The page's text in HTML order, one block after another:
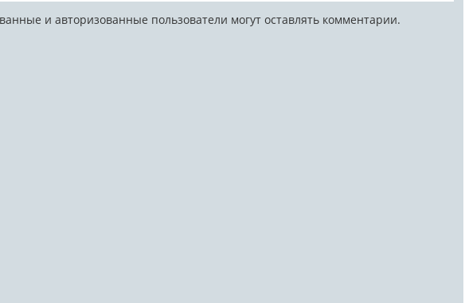
и авторизованные пользователи могут оставлять комментарии.